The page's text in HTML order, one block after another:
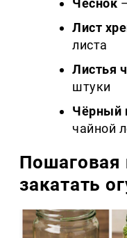
Чеснок
Лист
листа
Листья
штуки
Чёрный
чайной
Пошаговая
закатать